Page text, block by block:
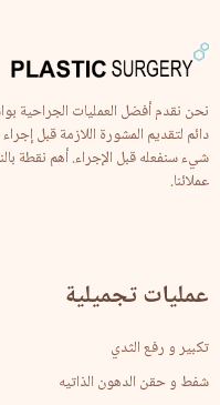
نحن نقدم أفضل العمليات الجراحية
دائم لتقديم المشورة اللازمة قبل
شيء سنفعله قبل الإجراء. أهم نقطة
عملائنا.
عمليات تجميلية
تكبير و رفع الثدي
شفط و حقن الدهون الذاتيه